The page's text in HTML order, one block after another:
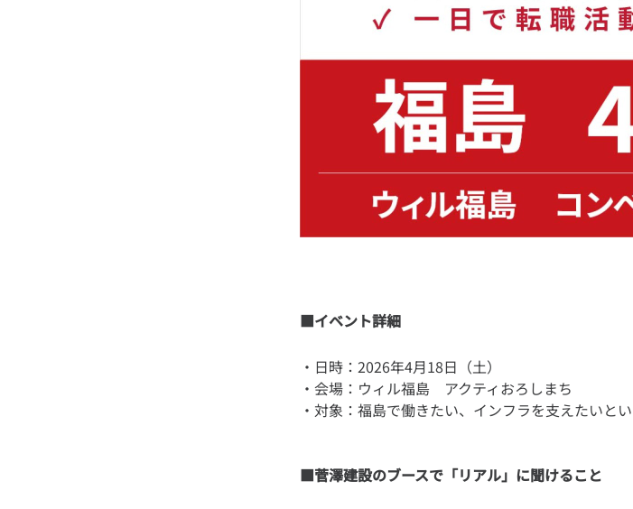
■イベント詳細
・日時：2026年4月18日（土）
・会場：ウィル福島 アクティおろしまち
■菅澤建設のブースで「リアル」に聞けること